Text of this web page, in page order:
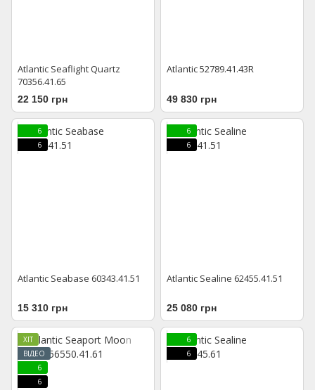
Atlantic Seaflight Quartz
70356.41.65
22 150 грн
Atlantic 52789.41.43R
49 830 грн
6
6
Atlantic Seabase 60343.41.51
15 310 грн
6
6
Atlantic Sealine 62455.41.51
25 080 грн
ХІТ
ВІДЕО
6
6
6
6